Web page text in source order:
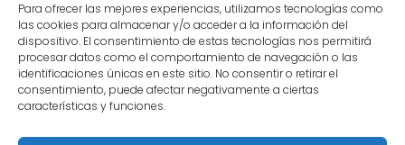
Para ofrecer las mejores experiencias, utilizamos tecnologías como
las cookies para almacenar y/o acceder a la información del
dispositivo. El consentimiento de estas tecnologías nos permitirá
procesar datos como el comportamiento de navegación o las
identificaciones únicas en este sitio. No consentir o retirar el
consentimiento, puede afectar negativamente a ciertas
características y funciones.